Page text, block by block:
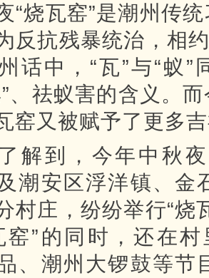
“烧瓦窑”是潮州传
反抗残暴统治，相
话中，“瓦”与“蚁”
、祛蚁害的含义。
窑又被赋予了更多
解到，今年中秋
潮安区浮洋镇、金
村庄，纷纷举行“烧
窑”的同时，还在
、潮州大锣鼓等节